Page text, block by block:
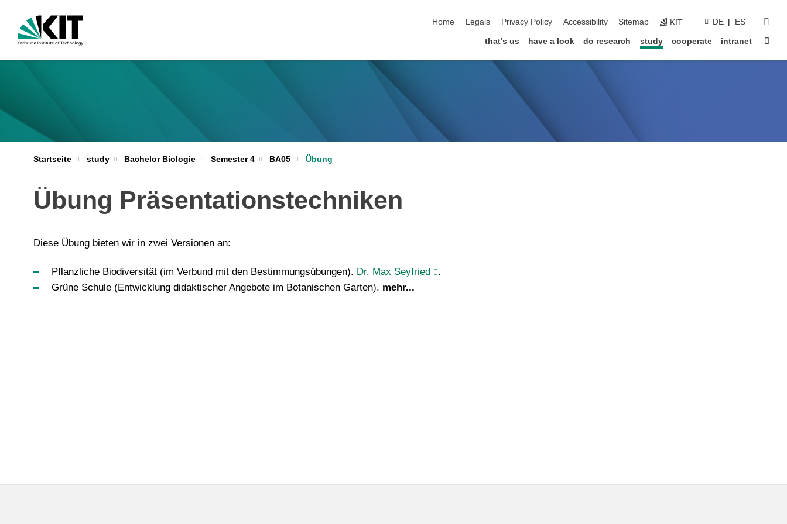
Home
Legals Privacy Policy Accessibility Sitemap KIT DE ES
that's us have a look do research study cooperate intranet
Startseite study Bachelor Biologie Semester 4 BA05 Übung
Übung Präsentationstechniken
Diese Übung bieten wir in zwei Versionen an:
Pflanzliche Biodiversität (im Verbund mit den Bestimmungsübungen). Dr. Max Seyfried
.
Grüne Schule (Entwicklung didaktischer Angebote im Botanischen Garten). mehr...